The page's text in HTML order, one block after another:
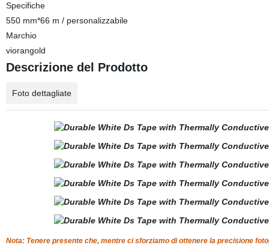
Specifiche
550 mm*66 m / personalizzabile
Marchio
viorangold
Descrizione del Prodotto
Foto dettagliate
Nota: Tenere presente che, mentre ci sforziamo di ottenere la precisione